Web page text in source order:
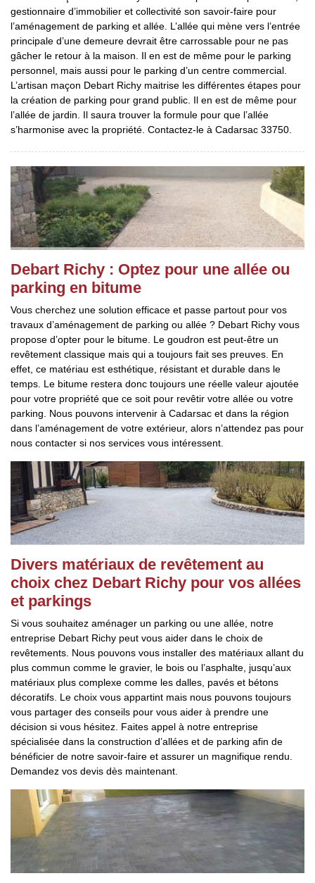
gestionnaire d’immobilier et collectivité son savoir-faire pour
l’aménagement de parking et allée. L’allée qui mène vers l’entrée
principale d’une demeure devrait être carrossable pour ne pas
gâcher le retour à la maison. Il en est de même pour le parking
personnel, mais aussi pour le parking d’un centre commercial.
L’artisan maçon Debart Richy maitrise les différentes étapes pour
la création de parking pour grand public. Il en est de même pour
l’allée de jardin. Il saura trouver la formule pour que l’allée
s’harmonise avec la propriété. Contactez-le à Cadarsac 33750.
Debart Richy : Optez pour une allée ou
parking en bitume
Vous cherchez une solution efficace et passe partout pour vos
travaux d’aménagement de parking ou allée ? Debart Richy vous
propose d’opter pour le bitume. Le goudron est peut-être un
revêtement classique mais qui a toujours fait ses preuves. En
effet, ce matériau est esthétique, résistant et durable dans le
temps. Le bitume restera donc toujours une réelle valeur ajoutée
pour votre propriété que ce soit pour revêtir votre allée ou votre
parking. Nous pouvons intervenir à Cadarsac et dans la région
dans l’aménagement de votre extérieur, alors n’attendez pas pour
nous contacter si nos services vous intéressent.
Divers matériaux de revêtement au
choix chez Debart Richy pour vos allées
et parkings
Si vous souhaitez aménager un parking ou une allée, notre
entreprise Debart Richy peut vous aider dans le choix de
revêtements. Nous pouvons vous installer des matériaux allant du
plus commun comme le gravier, le bois ou l’asphalte, jusqu’aux
matériaux plus complexe comme les dalles, pavés et bétons
décoratifs. Le choix vous appartint mais nous pouvons toujours
vous partager des conseils pour vous aider à prendre une
décision si vous hésitez. Faites appel à notre entreprise
spécialisée dans la construction d’allées et de parking afin de
bénéficier de notre savoir-faire et assurer un magnifique rendu.
Demandez vos devis dès maintenant.